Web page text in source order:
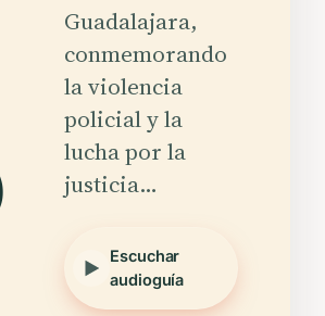
Guadalajara,
conmemorando
la violencia
policial y la
lucha por la
justicia…
Escuchar
audioguía